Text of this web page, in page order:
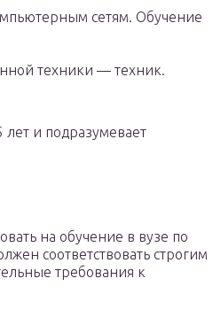
сетям. Обучение
техники — техник.
и подразумевает
на обучение в вузе по
соответствовать строгим
требования к